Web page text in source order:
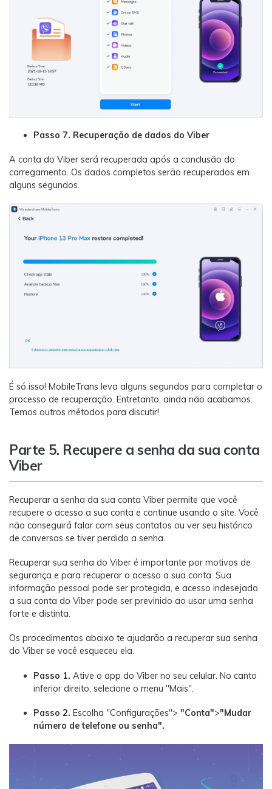
Passo 7. Recuperação de dados do Viber
A conta do Viber será recuperada após a conclusão do
carregamento. Os dados completos serão recuperados em
alguns segundos.
É só isso! MobileTrans leva alguns segundos para completar o
processo de recuperação. Entretanto, ainda não acabamos.
Temos outros métodos para discutir!
Parte 5. Recupere a senha da sua conta
Viber
Recuperar a senha da sua conta Viber permite que você
recupere o acesso a sua conta e continue usando o site. Você
não conseguirá falar com seus contatos ou ver seu histórico
de conversas se tiver perdido a senha.
Recuperar sua senha do Viber é importante por motivos de
segurança e para recuperar o acesso a sua conta. Sua
informação pessoal pode ser protegida, e acesso indesejado
a sua conta do Viber pode ser previnido ao usar uma senha
forte e distinta.
Os procedimentos abaixo te ajudarão a recuperar sua senha
do Viber se você esqueceu ela.
Passo 1. Ative o app do Viber no seu celular. No canto
inferior direito, selecione o menu "Mais".
Passo 2. Escolha "Configurações"> "Conta">"Mudar
número de telefone ou senha".